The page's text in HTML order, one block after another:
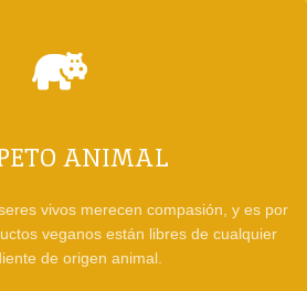
ANIMAL
vivos merecen compasión, y es por
veganos están libres de cualquier
de origen animal.